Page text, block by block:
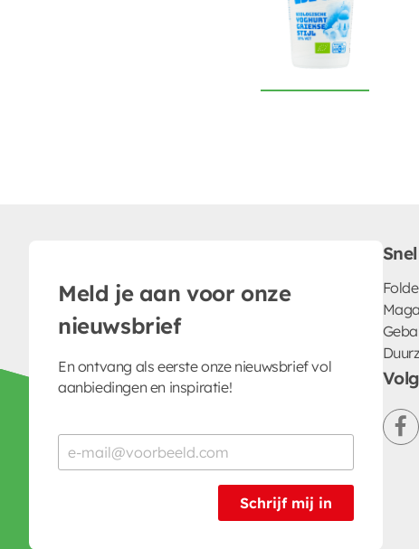
Meld je aan voor onze
nieuwsbrief
En ontvang als eerste onze nieuwsbrief vol
aanbiedingen en inspiratie!
Schrijf mij in